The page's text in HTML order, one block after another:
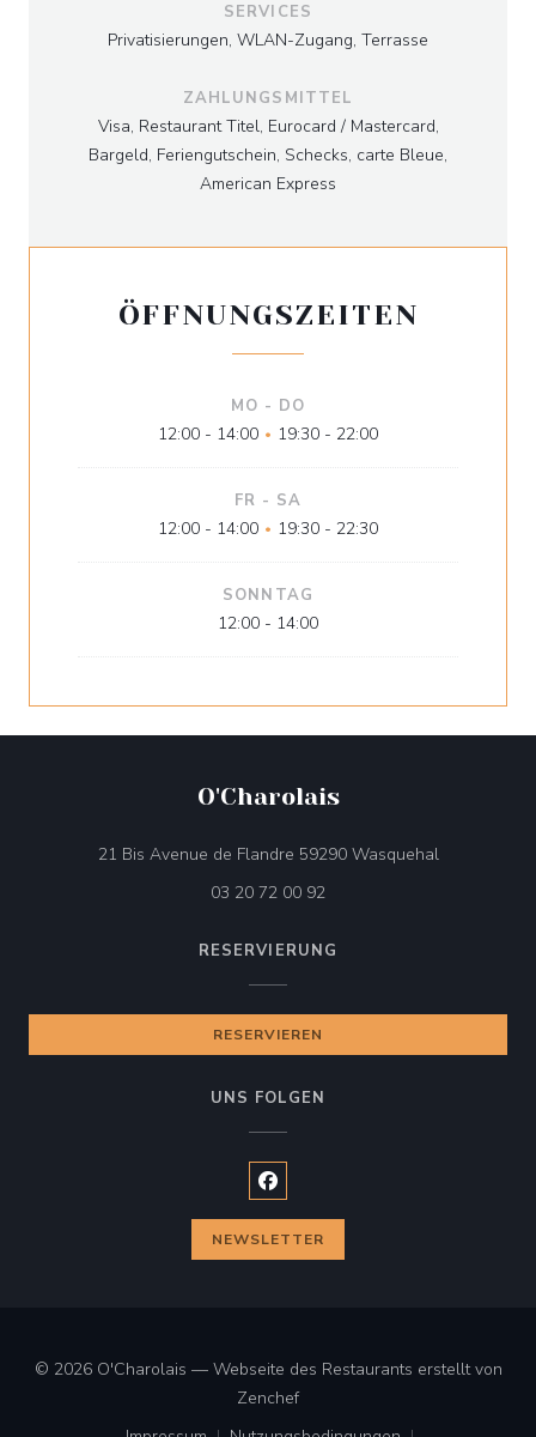
SERVICES
Privatisierungen, WLAN-Zugang, Terrasse
ZAHLUNGSMITTEL
Visa, Restaurant Titel, Eurocard / Mastercard,
Bargeld, Feriengutschein, Schecks, carte Bleue,
American Express
ÖFFNUNGSZEITEN
MO - DO
12:00 - 14:00 • 19:30 - 22:00
FR - SA
12:00 - 14:00 • 19:30 - 22:30
SONNTAG
12:00 - 14:00
O'Charolais
21 Bis Avenue de Flandre 59290 Wasquehal((öffnet ein
03 20 72 00 92
RESERVIERUNG
RESERVIEREN
UNS FOLGEN
Facebook ((öffnet ein neues
NEWSLETTER
© 2026 O'Charolais — Webseite des Restaurants erstellt von
Zenchef((öffnet ein neues Fenster))